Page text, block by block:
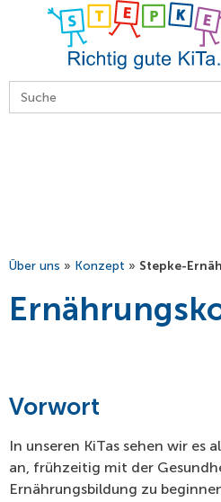
springen
Search
for:
Über uns » Konzept » Stepke-
Vorwort
In unseren KiTas sehen wir es
an, frühzeitig mit der
Ernährungsbildung zu